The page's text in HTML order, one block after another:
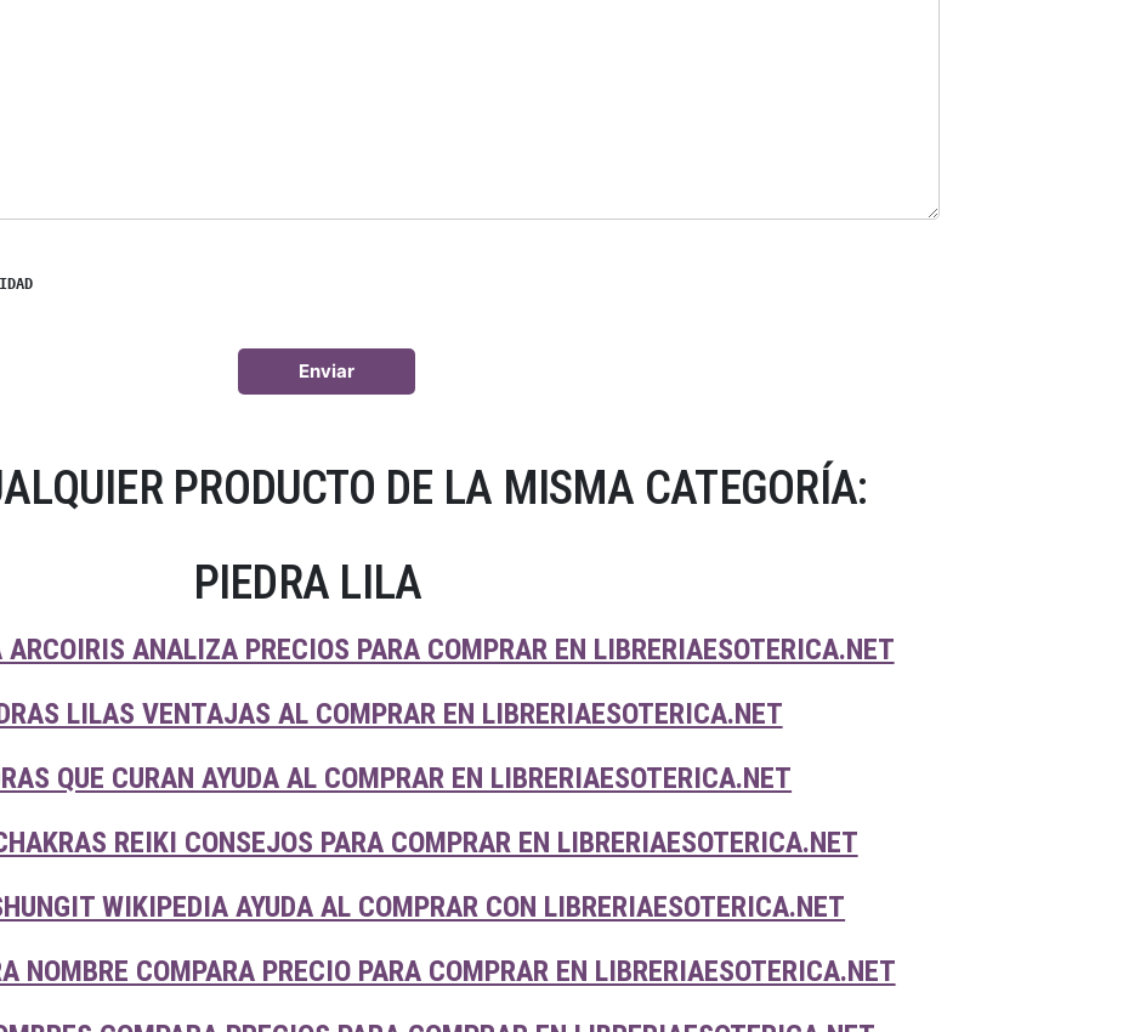
PRODUCTO DE LA MISMA CATEGORÍA:
PIEDRA LILA
ANALIZA PRECIOS PARA COMPRAR EN LIBRERIAESOTERICA.NET
LILAS VENTAJAS AL COMPRAR EN LIBRERIAESOTERICA.NET
QUE CURAN AYUDA AL COMPRAR EN LIBRERIAESOTERICA.NET
REIKI CONSEJOS PARA COMPRAR EN LIBRERIAESOTERICA.NET
WIKIPEDIA AYUDA AL COMPRAR CON LIBRERIAESOTERICA.NET
NOMBRE COMPARA PRECIO PARA COMPRAR EN LIBRERIAESOTERICA.NET